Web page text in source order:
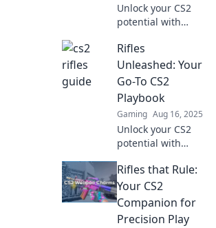
Unlock your CS2
potential with
and strategies.
Dominate the
game with our
insider's playbook!
Rifles
Unleashed: Your
Go-To CS2
Playbook
Gaming Aug 16, 2025
Unlock your CS2
potential with
Master strategies,
tips, and tricks for
dominating the
battlefield.
Rifles that Rule:
Your CS2
Companion for
Precision Play